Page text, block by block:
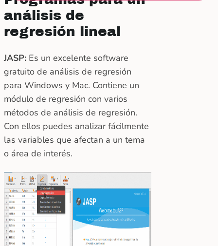
análisis de
regresión lineal
JASP: Es un excelente software
gratuito de análisis de regresión
para Windows y Mac. Contiene un
módulo de regresión con varios
métodos de análisis de regresión.
Con ellos puedes analizar fácilmente
las variables que afectan a un tema
o área de interés.